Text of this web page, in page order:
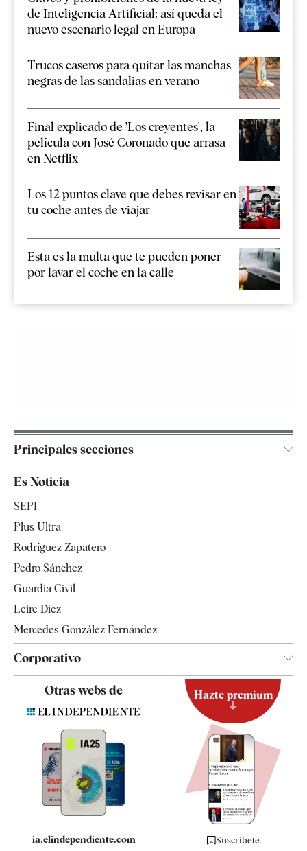
de Inteligencia Artificial: así queda el
nuevo escenario legal en Europa
Trucos caseros para quitar las manchas
negras de las sandalias en verano
Final explicado de 'Los creyentes', la
película con José Coronado que arrasa
en Netflix
Los 12 puntos clave que debes revisar en
tu coche antes de viajar
Esta es la multa que te pueden poner
por lavar el coche en la calle
Principales secciones
España
Televisión
Es Noticia
SEPI
Plus Ultra
Rodríguez Zapatero
Pedro Sánchez
Guardia Civil
Leire Díez
Mercedes González Fernández
Corporativo
Contacto
Quiénes somos
Especificaciones
Otras webs de
ia.elindependiente.com
Hazte premium
Suscríbete